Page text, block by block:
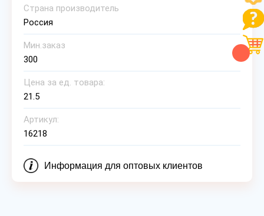
Страна производитель
Россия
Мин.заказ
300
Цена за ед. товара:
21.5
Артикул:
16218
Информация для оптовых клиентов